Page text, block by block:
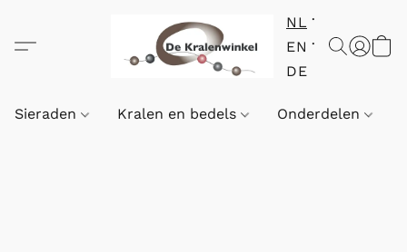
NL
EN
DE
Sieraden Kralen en bedels Onderdelen